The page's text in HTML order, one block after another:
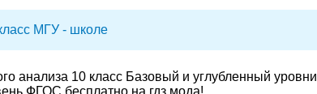
МГУ - школе
анализа 10 класс Базовый и углубленный уровни
ФГОС бесплатно на гдз.мода!